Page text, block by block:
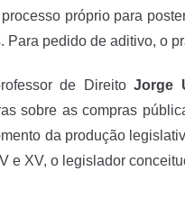
próprio para
Para pedido de aditivo, o
de DireitoJorge
sobre as compras
da produção
e XV, o legislador